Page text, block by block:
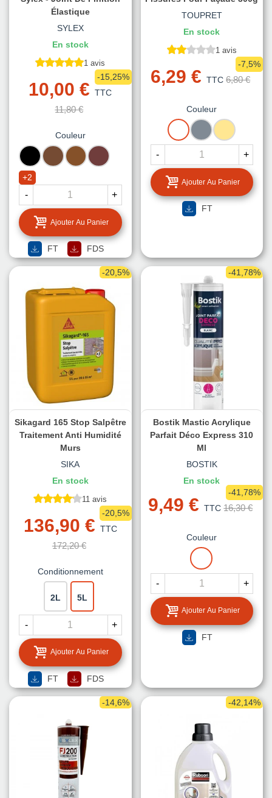
Élastique
SYLEX
En stock
1 avis
10,00 € TTC
11,80 €
-15,25%
Couleur
NOIR
CHENE
FONCE
CHENE
MOYEN
BRUN
+2
- +
Ajouter Au Panier
FT FDS
TOUPRET
En stock
1 avis
6,29 € TTC 6,80 €
-7,5%
Couleur
BLANC GRIS
TON
PIERRE
- +
Ajouter Au Panier
FT
-20,5%
Sikagard 165 Stop Salpêtre
Traitement Anti Humidité
Murs
SIKA
En stock
11 avis
136,90 € TTC
172,20 €
-20,5%
Conditionnement
2L 5L
- +
Ajouter Au Panier
FT FDS
-41,78%
Bostik Mastic Acrylique
Parfait Déco Express 310
Ml
BOSTIK
En stock
9,49 € TTC 16,30 €
-41,78%
Couleur
BLANC
- +
Ajouter Au Panier
FT
-14,6% -42,14%